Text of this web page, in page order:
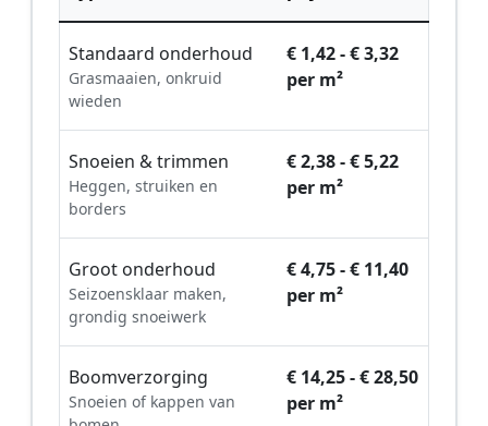
Standaard onderhoud
Grasmaaien, onkruid
wieden
€ 1,42 - € 3,32
per m²
Snoeien & trimmen
Heggen, struiken en
borders
€ 2,38 - € 5,22
per m²
Groot onderhoud
Seizoensklaar maken,
grondig snoeiwerk
€ 4,75 - € 11,40
per m²
Boomverzorging
Snoeien of kappen van
€ 14,25 - € 28,50
per m²